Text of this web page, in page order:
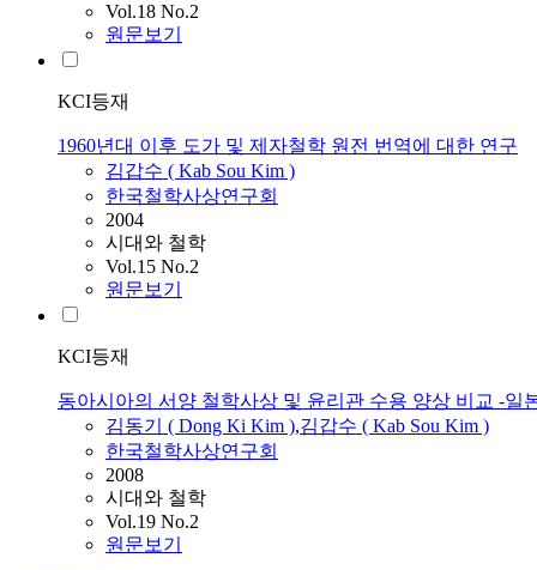
Vol.18 No.2
원문보기
KCI등재
1960년대 이후 도가 및 제자철학 원전 번역에 대한 연구
김갑수 ( Kab Sou Kim )
한국철학사상연구회
2004
시대와 철학
Vol.15 No.2
원문보기
KCI등재
동아시아의 서양 철학사상 및 윤리관 수용 양상 비교 -일
김동기 ( Dong Ki Kim ),김갑수 ( Kab Sou Kim )
한국철학사상연구회
2008
시대와 철학
Vol.19 No.2
원문보기